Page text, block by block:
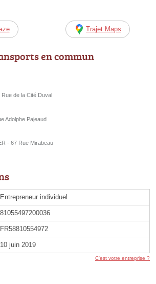
Trajet Maps
en commun
de la Cité Duval
Adolphe Pajeaud
- 67 Rue Mirabeau
Entrepreneur individuel
81055497200036
FR58810554972
10 juin 2019
C'est votre entreprise ?